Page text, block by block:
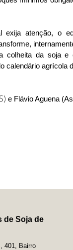
exija atenção, o
colheita da soja
calendário agrícola
e Flávio Aguena
de Soja de
401, Bairro